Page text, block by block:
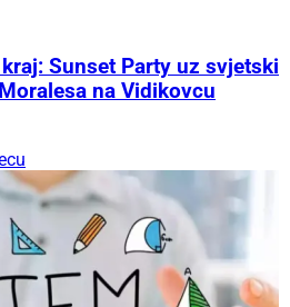
Sunset Party uz svjetski
na Vidikovcu